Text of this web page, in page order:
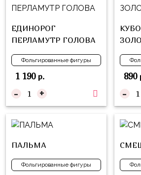
ЕДИНОРОГ
ПЕРЛАМУТР ГОЛОВА
Фольгированные фигуры
1 190р.
- +
890
-
ПАЛЬМА
Фольгированные фигуры
Куклы
Для
Для
Неё
Мишка
Тедди
Транспорт
Техника
Животные